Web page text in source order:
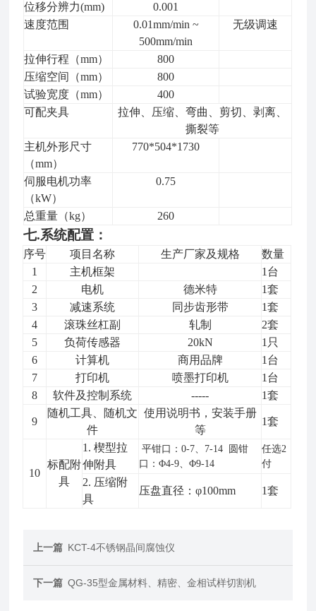
位移分辨力(mm)
0.001
速度范围
0.01mm/min ~
500mm/min
无级调速
拉伸行程 （mm） 800
压缩空间
（mm） 800
试验宽度 （mm） 400
可配夹具
拉伸、压缩、弯曲、剪切、剥离、
撕裂等
主机外形尺寸
（mm）
770*504*1730
伺服电机功率
（kW）
0.75
总重量（kg） 260
七.系统配置：
序号 项目名称 生产厂家及规格
数量
1
主机框架
1台
2
电机 德米特
1套
3
减速系统 同步齿形带
1套
4
滚珠丝杠副 轧制
2套
5
负荷传感器 20kN
1只
6
计算机 商用品牌
1台
7
打印机 喷墨打印机
1台
8
软件及控制系统 ----- 1套
9
随机工具、随机文
件
使用说明书，安装手册
等
1套
10
标配附
具
1. 楔型拉
伸附具
平钳口：0-7、7-14
圆钳
口：Φ4-9、Φ9-14
任选2
付
2. 压缩附
具
压盘直径：φ100mm 1套
上一篇 KCT-4不锈钢晶间腐蚀仪
下一篇 QG-35型金属材料、精密、金相试样切割机